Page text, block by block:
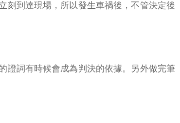
刻到達現場，所以發生車禍後，不管決定後
證詞有時候會成為判決的依據。另外做完筆